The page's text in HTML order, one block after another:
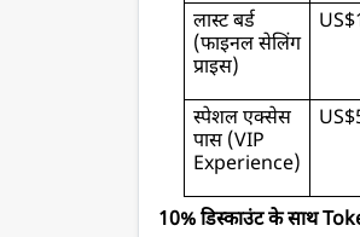
लास्ट बर्ड
(फाइनल सेलिंग
प्राइस)
स्पेशल एक्सेस
पास (VIP
Experience)
10% डिस्काउंट के साथ